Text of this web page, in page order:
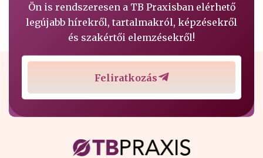
Ön is rendszeresen a TB Praxisban elérhető
legújabb hírekről, tartalmakról, képzésekről
és szakértői elemzésekről!
Feliratkozás